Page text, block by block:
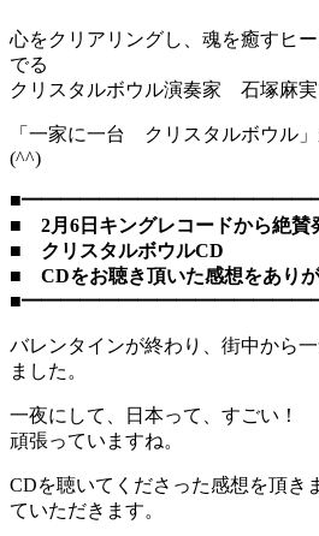
心をクリアリングし、魂を癒すヒ
でる
クリスタルボウル演奏家 石塚麻実
「一家に一台 クリスタルボウル
(^^)
■ 2月6日キングレコードから絶賛
■ クリスタルボウルCD
■ CDをお聴き頂いた感想をありが
バレンタインが終わり、街中から
ました。
一夜にして、日本って、すごい！
頑張っていますね。
CDを聴いてくださった感想を頂き
ていただきます。